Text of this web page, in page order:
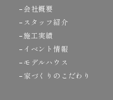
会社概要
スタッフ紹介
施工実績
イベント情報
モデルハウス
家づくりのこだわり